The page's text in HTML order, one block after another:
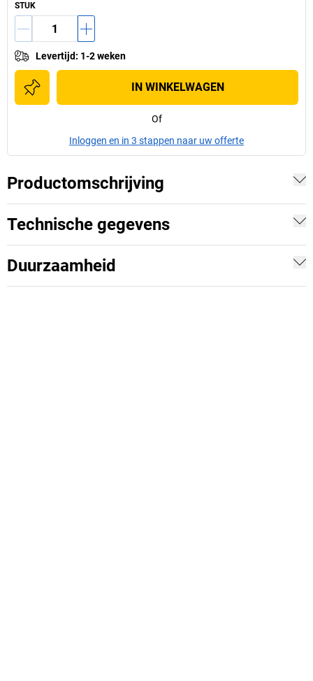
STUK
Levertijd: 1-2 weken
IN WINKELWAGEN
Of
Inloggen en in 3 stappen naar uw offerte
Productomschrijving
Technische gegevens
Duurzaamheid